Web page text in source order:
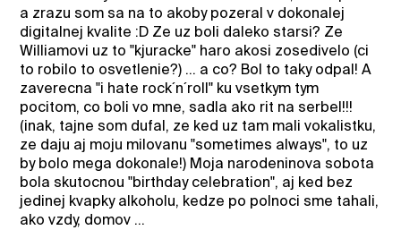
a zrazu som sa na to akoby pozeral v dokonalej
digitalnej kvalite :D Ze uz boli daleko starsi? Ze
Williamovi uz to "kjuracke" haro akosi zosedivelo (ci
to robilo to osvetlenie?) ... a co? Bol to taky odpal! A
zaverecna "i hate rock´n´roll" ku vsetkym tym
pocitom, co boli vo mne, sadla ako rit na serbel!!!
(inak, tajne som dufal, ze ked uz tam mali vokalistku,
ze daju aj moju milovanu "sometimes always", to uz
by bolo mega dokonale!) Moja narodeninova sobota
bola skutocnou "birthday celebration", aj ked bez
jedinej kvapky alkoholu, kedze po polnoci sme tahali,
ako vzdy, domov ...